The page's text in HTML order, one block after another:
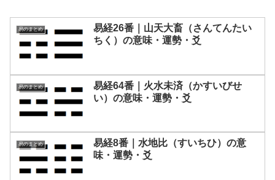
易のまとめ
易経26番｜山天大畜（さんてんたい
ちく）の意味・運勢・爻
易のまとめ
易経64番｜火水未済（かすいびせ
い）の意味・運勢・爻
易のまとめ
易経8番｜水地比（すいちひ）の意
味・運勢・爻